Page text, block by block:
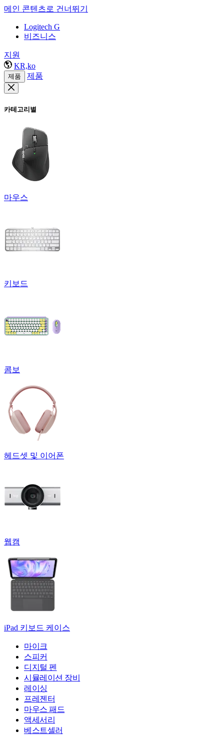
메인 콘텐츠로 건너뛰기
Logitech G
비즈니스
지원
KR,ko
제품 제품
카테고리별
마우스
키보드
콤보
헤드셋 및 이어폰
웹캠
iPad 키보드 케이스
마이크
스피커
디지털 펜
시뮬레이션 장비
레이싱
프레젠터
마우스 패드
액세서리
베스트셀러